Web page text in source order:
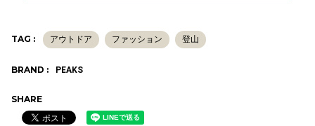
TAG : アウトドア ファッション 登山
BRAND : PEAKS
SHARE